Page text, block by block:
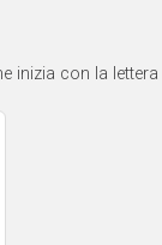
inizia con la